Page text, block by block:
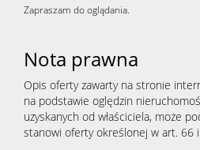
Zapraszam do oglądania.
Nota prawna
Opis oferty zawarty na stronie
na podstawie oględzin
uzyskanych od właściciela, może
stanowi oferty określonej w art. 66